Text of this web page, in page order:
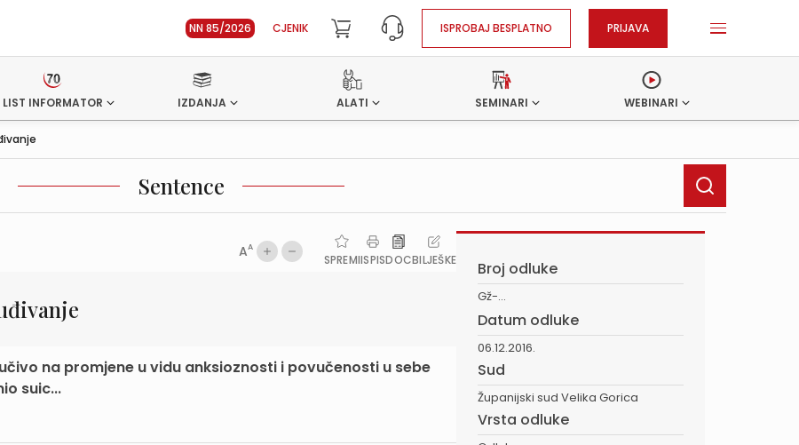
NN 85/2026 CJENIK ISPROBAJ BESPLATNO PRIJAVA
LIST INFORMATOR IZDANJA ALATI SEMINARI WEBINARI
Sentence
AA
SPREMIISPISDOCBILJEŠKE
na promjene u vidu anksioznosti i povučenosti u sebe
suic...
Broj odluke
Gž-...
Datum odluke
06.12.2016.
Sud
Županijski sud Velika Gorica
Vrsta odluke